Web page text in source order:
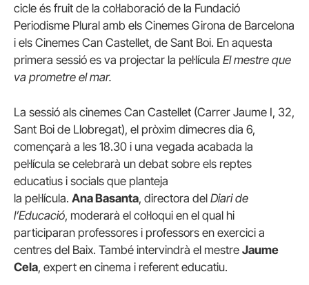
cicle és fruit de la col·laboració de la Fundació
Periodisme Plural amb els Cinemes Girona de Barcelona
i els Cinemes Can Castellet, de Sant Boi. En aquesta
primera sessió es va projectar la pel·lícula El mestre que
va prometre el mar.
La sessió als cinemes Can Castellet (Carrer Jaume I, 32,
Sant Boi de Llobregat), el pròxim dimecres dia 6,
començarà a les 18.30 i una vegada acabada la
pel·lícula se celebrarà un debat sobre els reptes
educatius i socials que planteja
la pel·lícula. Ana Basanta, directora del Diari de
l’Educació, moderarà el col·loqui en el qual hi
participaran professores i professors en exercici a
centres del Baix. També intervindrà el mestre Jaume
Cela, expert en cinema i referent educatiu.